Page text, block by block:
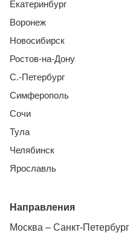
Екатеринбург
Воронеж
Новосибирск
Ростов-на-Дону
С.-Петербург
Симферополь
Сочи
Тула
Челябинск
Ярославль
Направления
Москва – Санкт-Петербург